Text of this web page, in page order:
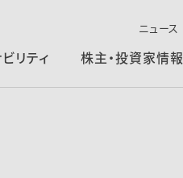
ニュース
リティ 株主・投資家情報